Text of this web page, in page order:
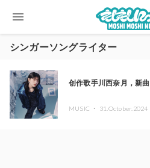
menu
シンガーソングライター
创作歌手川西奈月，新
MUSIC ・ 31.October.2024